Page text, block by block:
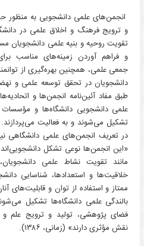
انجمن‌های علمی دانشجویی به منظور
و ترویج فرهنگ و اخلاق علمی در
تقویت روحیه و بنیه علمی دانشجویان
و فراهم آوردن زمینه‌های مناسب
جمعی علمی، همچنین بهره‌گیری از
دانشجویان در تحقق توسعه علمی و
طبق مفاد آئین‌نامه انجمن‌ها و
علمی دانشجویی دانشگاه‌ها و
تشکیل می‌شوند و به فعالیت
در تعریف انجمن‌های علمی دانشگاهی
«این انجمن‌ها نوعی تشکل دانشجویی‌اند
مانند تقویت نشاط علمی
خلاقیت‌ها و استعدادها، شناسایی
ممتاز و استفاده از توان و قابلیت‌های
بالندگی علمی دانشگاه‌ها تشکیل
فضای پژوهشی، تولید و ترویج علم و
نقش مؤثری دارند» (زمانی، ۱۳۸۶).